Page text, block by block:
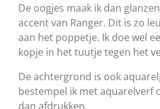
De oogjes maak ik dan
accent van Ranger. Dit is zo
aan het poppetje. Ik doe wel
kopje in het tuutje tegen het
De achtergrond is ook
bestempel ik met aquarelverf
dan afdrukken.